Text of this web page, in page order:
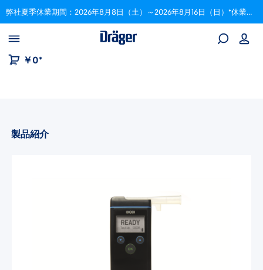
to B2B platform navigation 弊社夏季休業期間：2026年8月8日（土）～2026年8月16日（日）*休業期間中にいただいたご注文は、8月17日以降順次対応いたします。
￥0*
製品紹介